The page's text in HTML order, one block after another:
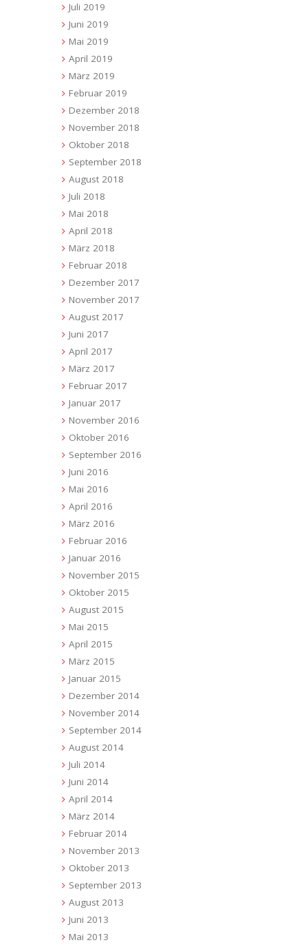
Juli 2019
Juni 2019
Mai 2019
April 2019
März 2019
Februar 2019
Dezember 2018
November 2018
Oktober 2018
September 2018
August 2018
Juli 2018
Mai 2018
April 2018
März 2018
Februar 2018
Dezember 2017
November 2017
August 2017
Juni 2017
April 2017
März 2017
Februar 2017
Januar 2017
November 2016
Oktober 2016
September 2016
Juni 2016
Mai 2016
April 2016
März 2016
Februar 2016
Januar 2016
November 2015
Oktober 2015
August 2015
Mai 2015
April 2015
März 2015
Januar 2015
Dezember 2014
November 2014
September 2014
August 2014
Juli 2014
Juni 2014
April 2014
März 2014
Februar 2014
November 2013
Oktober 2013
September 2013
August 2013
Juni 2013
Mai 2013